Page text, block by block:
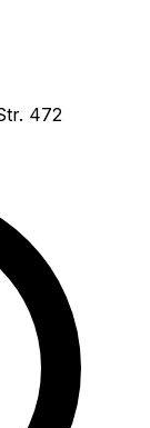
472